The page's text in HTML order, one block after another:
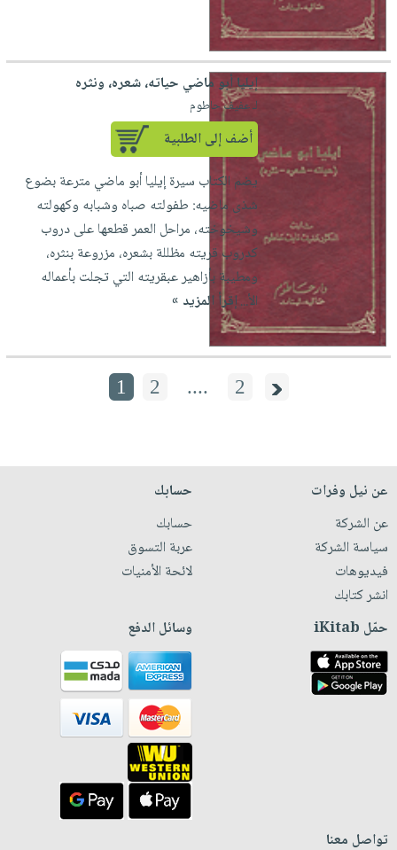
إيليا أبو ماضي حياته، شعره، ونثره
لـ عفيف حاطوم
أضف إلى الطلبية
يضم الكتاب سيرة إيليا أبو ماضي مترعة بضوع
شذى ماضيه: طفولته صباه وشبابه وكهولته
وشيخوخته، مراحل العمر قطعها على دروب
كدروب قريته مظللة بشعره، مزروعة بنثره،
ومطيبة بأزاهير عبقريته التي تجلت بأعماله
الأ...إقرأ المزيد »
1 2 .... 2
عن نيل وفرات
عن الشركة
سياسة الشركة
فيديوهات
انشر كتابك
حسابك
حسابك
عربة التسوق
لائحة الأمنيات
حمّل iKitab وسائل الدفع
تواصل معنا